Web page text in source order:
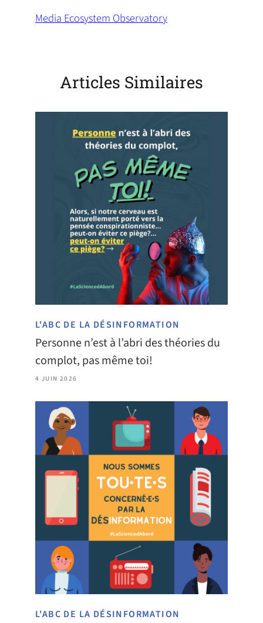
Media Ecosystem Observatory
(
e
n
n
a
n
e
t
a
b
Articles Similaires
L'ABC DE LA DÉSINFORMATION
Personne n’est à l’abri des théories du
complot, pas même toi!
4 JUIN 2026
L'ABC DE LA DÉSINFORMATION